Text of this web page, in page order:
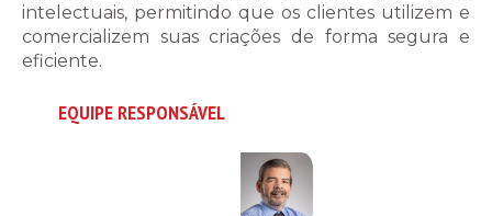
intelectuais, permitindo que os clientes utilizem e
comercializem suas criações de forma segura e
eficiente.
EQUIPE RESPONSÁVEL